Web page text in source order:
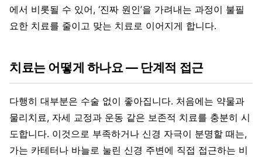
에서 비롯될 수 있어, ‘진짜 원인’을 가려내는 과정이 불필
요한 치료를 줄이고 맞는 치료로 이어지게 합니다.
치료는 어떻게 하나요 — 단계적 접근
다행히 대부분은 수술 없이 좋아집니다. 처음에는 약물과
물리치료, 자세 교정과 운동 같은 보존적 치료를 충분히 시
도합니다. 이것으로 부족하거나 신경 자극이 분명할 때는,
가는 카테터나 바늘로 눌린 신경 주변에 직접 접근하는 비